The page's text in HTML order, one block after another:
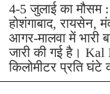
4-5 जुलाई का मौसम :
होशंगाबाद, रायसेन,
आगर-मालवा में भारी
जारी की गई है। Kal
किलोमीटर प्रति